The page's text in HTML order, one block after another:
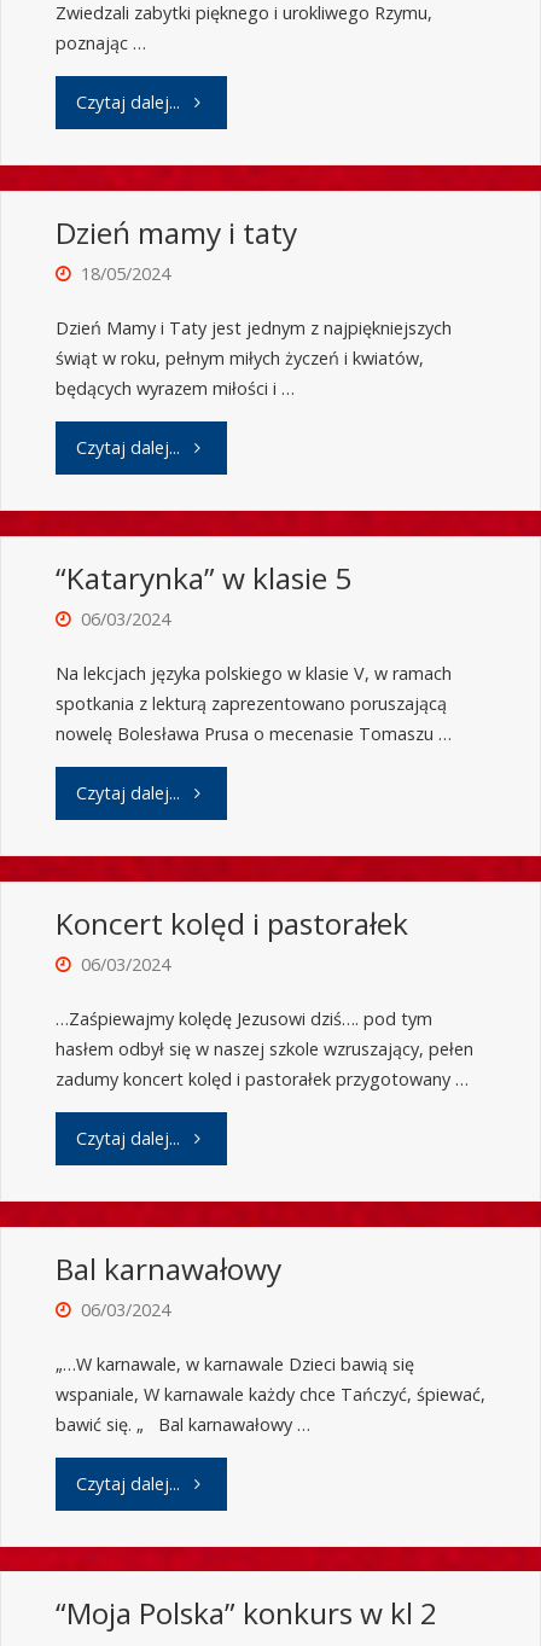
Zwiedzali zabytki pięknego i urokliwego Rzymu,
poznając …
Czytaj dalej...
Dzień mamy i taty
18/05/2024
Dzień Mamy i Taty jest jednym z najpiękniejszych
świąt w roku, pełnym miłych życzeń i kwiatów,
będących wyrazem miłości i …
Czytaj dalej...
“Katarynka” w klasie 5
06/03/2024
Na lekcjach języka polskiego w klasie V, w ramach
spotkania z lekturą zaprezentowano poruszającą
nowelę Bolesława Prusa o mecenasie Tomaszu …
Czytaj dalej...
Koncert kolęd i pastorałek
06/03/2024
…Zaśpiewajmy kolędę Jezusowi dziś…. pod tym
hasłem odbył się w naszej szkole wzruszający, pełen
zadumy koncert kolęd i pastorałek przygotowany …
Czytaj dalej...
Bal karnawałowy
06/03/2024
„…W karnawale, w karnawale Dzieci bawią się
wspaniale, W karnawale każdy chce Tańczyć, śpiewać,
bawić się. „ Bal karnawałowy …
Czytaj dalej...
“Moja Polska” konkurs w kl 2